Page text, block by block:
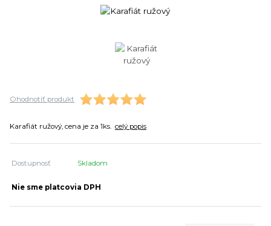
Ohodnotiť produkt
Karafiát ružový, cena je za 1ks. celý popis
Dostupnosť Skladom
Nie sme platcovia DPH